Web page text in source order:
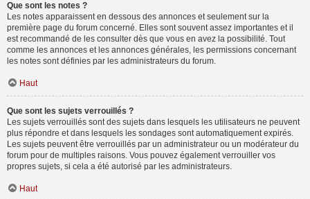
Que sont les notes ?
Les notes apparaissent en dessous des annonces et seulement sur la
première page du forum concerné. Elles sont souvent assez importantes et il
est recommandé de les consulter dès que vous en avez la possibilité. Tout
comme les annonces et les annonces générales, les permissions concernant
les notes sont définies par les administrateurs du forum.
Haut
Que sont les sujets verrouillés ?
Les sujets verrouillés sont des sujets dans lesquels les utilisateurs ne peuvent
plus répondre et dans lesquels les sondages sont automatiquement expirés.
Les sujets peuvent être verrouillés par un administrateur ou un modérateur du
forum pour de multiples raisons. Vous pouvez également verrouiller vos
propres sujets, si cela a été autorisé par les administrateurs.
Haut